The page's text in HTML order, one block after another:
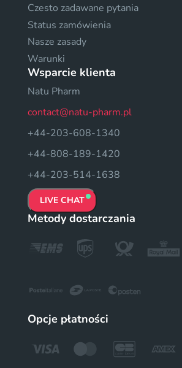
Czesto zadawane pytania
Status zamówienia
Nasze zasady
Warunki
Wsparcie klienta
Natu Pharm
contact@natu-pharm.pl
+44-203-608-1340
+44-808-189-1420
+44-203-514-1638
LIVE CHAT
Metody dostarczania
Opcje płatności